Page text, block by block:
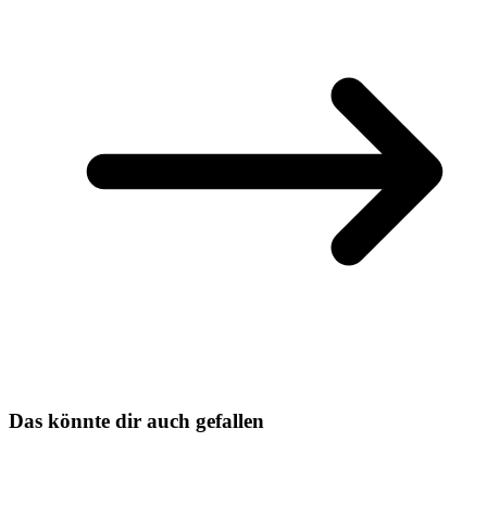
Das könnte dir auch gefallen